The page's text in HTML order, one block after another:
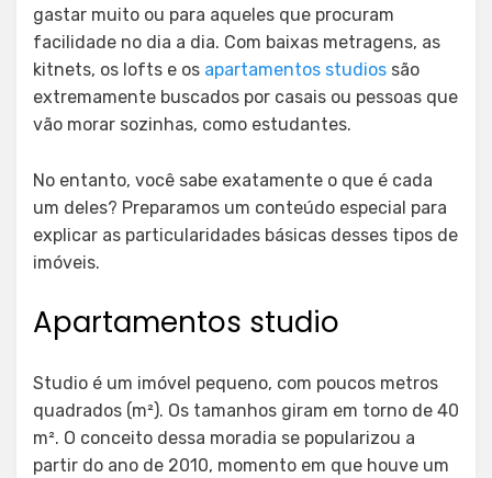
gastar muito ou para aqueles que procuram
facilidade no dia a dia. Com baixas metragens, as
kitnets, os lofts e os apartamentos studios são
extremamente buscados por casais ou pessoas que
vão morar sozinhas, como estudantes.
No entanto, você sabe exatamente o que é cada
um deles? Preparamos um conteúdo especial para
explicar as particularidades básicas desses tipos de
imóveis.
Apartamentos studio
Studio é um imóvel pequeno, com poucos metros
quadrados (m²). Os tamanhos giram em torno de 40
m². O conceito dessa moradia se popularizou a
partir do ano de 2010, momento em que houve um